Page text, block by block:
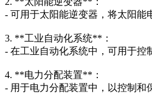
- 可用于太阳能逆变器，将太阳能
3. **工业自动化系统**：
- 在工业自动化系统中，可用于控
4. **电力分配装置**：
- 用于电力分配装置中，以控制和